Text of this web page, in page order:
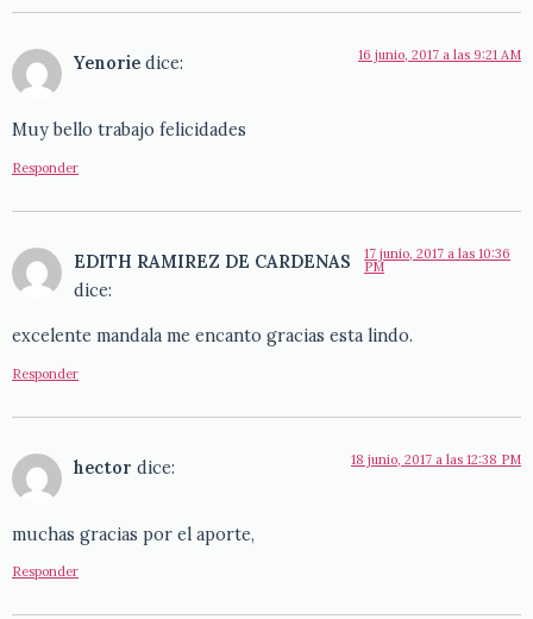
Yenorie dice: 16 junio, 2017 a las 9:21 AM
Muy bello trabajo felicidades
Responder
EDITH RAMIREZ DE CARDENAS
dice:
17 junio, 2017 a las 10:36
PM
excelente mandala me encanto gracias esta lindo.
Responder
hector dice: 18 junio, 2017 a las 12:38 PM
muchas gracias por el aporte,
Responder